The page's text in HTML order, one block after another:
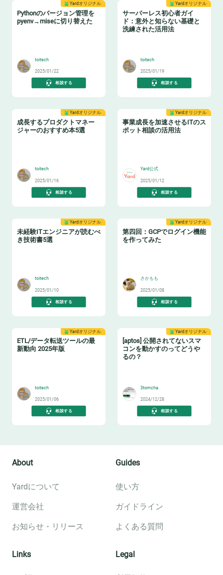
Yardオリジナル
Pythonのバージョン管理を
pyenv→miseに切り替えた
toitech
2025/01/22
相談する
Yardオリジナル
サーバーレス初心者ガイ
ド：意外と知らない基礎と
洗練された活用法
toitech
2025/01/19
相談する
Yardオリジナル
成長するプロダクトマネー
ジャーのおすすめ本5選
toitech
2025/01/16
相談する
Yardオリジナル
事業成長を加速させるITのス
ポット相談の活用法
Yard公式
2025/01/12
相談する
Yardオリジナル
未経験ITエンジニアが読むべ
き技術書5選
toitech
2025/01/10
相談する
Yardオリジナル
第四回：GCPでログイン機能
を作ってみた
さかもも
2025/01/08
相談する
Yardオリジナル
ETL/データ転送ツールの最
新動向 2025年版
toitech
2025/01/06
相談する
Yardオリジナル
[aptos] 公開されてないスマ
コンを動かすのってどうや
るの？
3tomcha
2024/12/28
相談する
About
Yardについて
運営会社
お知らせ・リリース
Guides
使い方
ガイドライン
よくある質問
Links Legal